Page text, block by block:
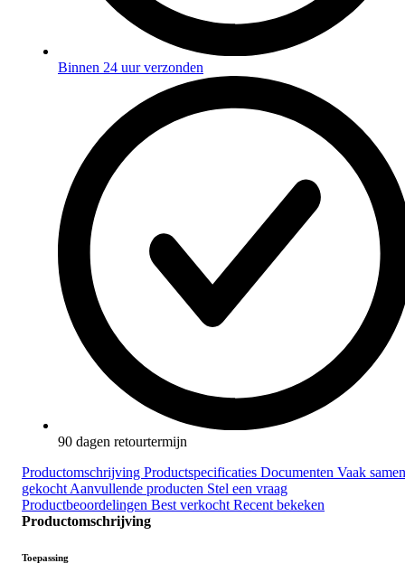
Binnen 24 uur verzonden
90 dagen retourtermijn
Productomschrijving Productspecificaties Documenten Vaak samen
gekocht Aanvullende producten Stel een vraag
Productbeoordelingen Best verkocht Recent bekeken
Productomschrijving
Toepassing